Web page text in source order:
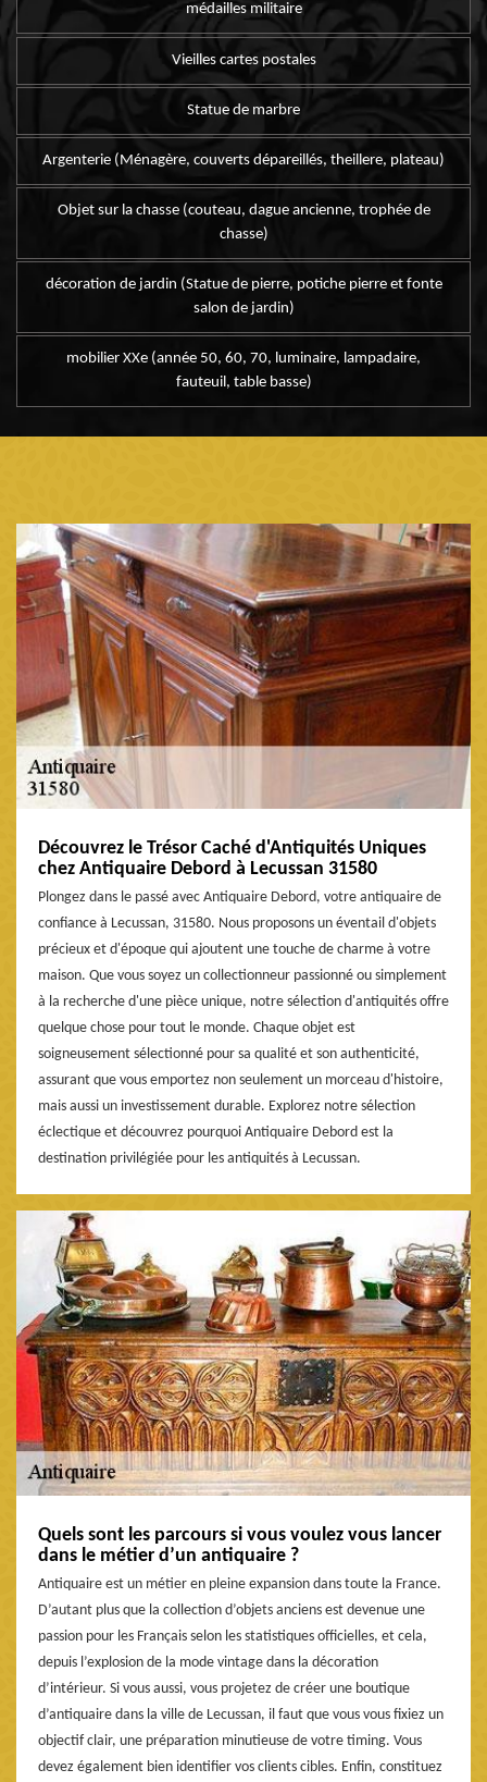
médailles militaire
Vieilles cartes postales
Statue de marbre
Argenterie (Ménagère, couverts dépareillés, theillere, plateau)
Objet sur la chasse (couteau, dague ancienne, trophée de
chasse)
décoration de jardin (Statue de pierre, potiche pierre et fonte
salon de jardin)
mobilier XXe (année 50, 60, 70, luminaire, lampadaire,
fauteuil, table basse)
Découvrez le Trésor Caché d'Antiquités Uniques
chez Antiquaire Debord à Lecussan 31580
Plongez dans le passé avec Antiquaire Debord, votre antiquaire de
confiance à Lecussan, 31580. Nous proposons un éventail d'objets
précieux et d'époque qui ajoutent une touche de charme à votre
maison. Que vous soyez un collectionneur passionné ou simplement
à la recherche d'une pièce unique, notre sélection d'antiquités offre
quelque chose pour tout le monde. Chaque objet est
soigneusement sélectionné pour sa qualité et son authenticité,
assurant que vous emportez non seulement un morceau d'histoire,
mais aussi un investissement durable. Explorez notre sélection
éclectique et découvrez pourquoi Antiquaire Debord est la
destination privilégiée pour les antiquités à Lecussan.
Quels sont les parcours si vous voulez vous lancer
dans le métier d’un antiquaire ?
Antiquaire est un métier en pleine expansion dans toute la France.
D’autant plus que la collection d’objets anciens est devenue une
passion pour les Français selon les statistiques officielles, et cela,
depuis l’explosion de la mode vintage dans la décoration
d’intérieur. Si vous aussi, vous projetez de créer une boutique
d’antiquaire dans la ville de Lecussan, il faut que vous vous fixiez un
objectif clair, une préparation minutieuse de votre timing. Vous
devez également bien identifier vos clients cibles. Enfin, constituez